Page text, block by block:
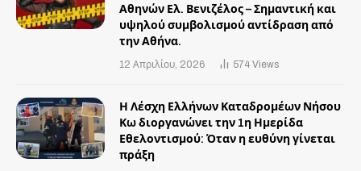
Αθηνών Ελ. Βενιζέλος – Σημαντική και
υψηλού συμβολισμού αντίδραση από
την Αθήνα.
12 Απριλίου, 2026 574 Views
Η Λέσχη Ελλήνων Καταδρομέων Νήσου
Κω διοργανώνει την 1η Ημερίδα
Εθελοντισμού: Όταν η ευθύνη γίνεται
πράξη